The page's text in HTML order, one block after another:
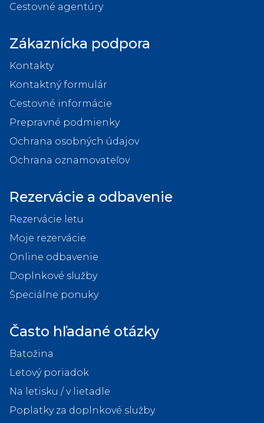
Cestovné agentúry
Zákaznícka podpora
Kontakty
Kontaktný formulár
Cestovné informácie
Prepravné podmienky
Ochrana osobných údajov
Ochrana oznamovateľov
Rezervácie a odbavenie
Rezervácie letu
Moje rezervácie
Online odbavenie
Doplnkové služby
Špeciálne ponuky
Často hľadané otázky
Batožina
Letový poriadok
Na letisku / v lietadle
Poplatky za doplnkové služby